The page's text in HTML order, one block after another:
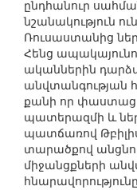
ընդհանուր
նշանակություն
Ռուսաստանից
Հենց
ականներին
անվտանգության
քանի որ
պատերազմի և
պատճառով
տարածքով
միջանցքների